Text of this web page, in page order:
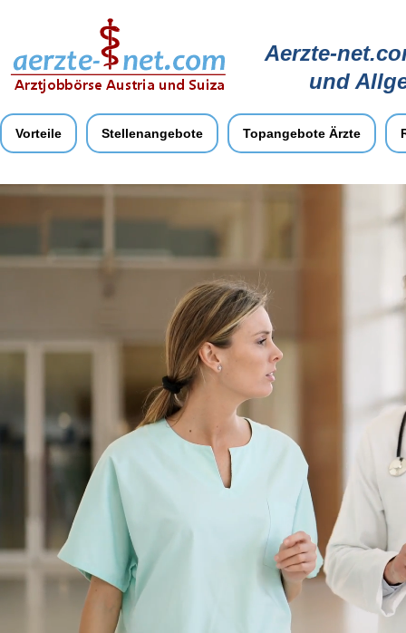
Aerzte-
und
Vorteile Stellenangebote Topangebote Ärzte